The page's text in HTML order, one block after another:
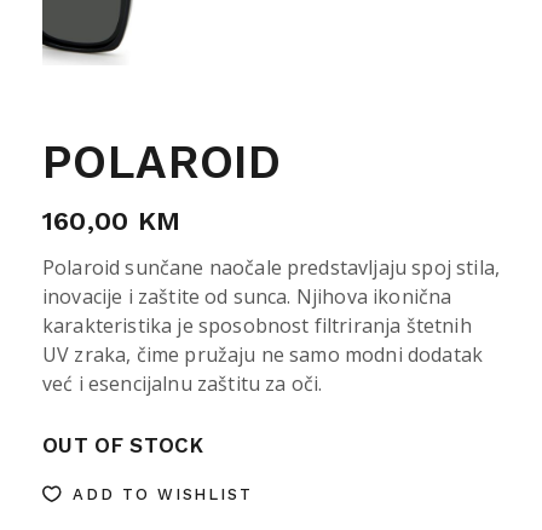
POLAROID
160,00 KM
Polaroid sunčane naočale predstavljaju spoj stila,
inovacije i zaštite od sunca. Njihova ikonična
karakteristika je sposobnost filtriranja štetnih
UV zraka, čime pružaju ne samo modni dodatak
već i esencijalnu zaštitu za oči.
OUT OF STOCK
ADD TO WISHLIST